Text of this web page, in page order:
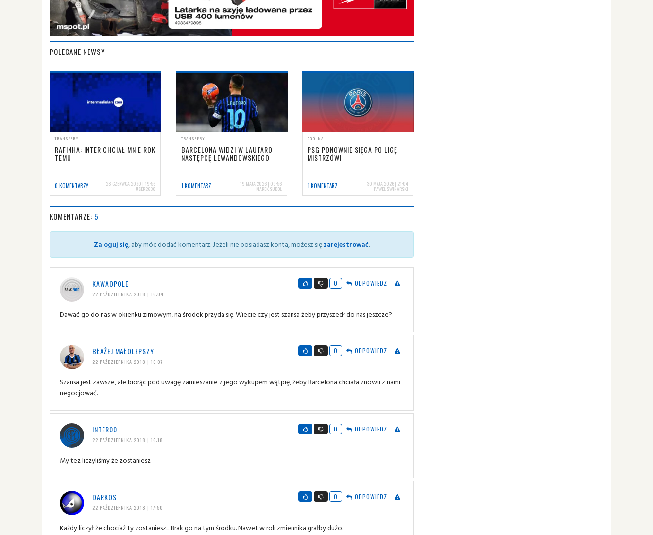
POLECANE NEWSY
TRANSFERY
RAFINHA: INTER CHCIAŁ MNIE ROK
TEMU
0 KOMENTARZY 28 CZERWCA 2020 | 19:56
USER2630
TRANSFERY
BARCELONA WIDZI W LAUTARO
NASTĘPCĘ LEWANDOWSKIEGO
1 KOMENTARZ 19 MAJA 2026 | 09:56
MAREK SUDOŁ
OGÓLNA
PSG PONOWNIE SIĘGA PO LIGĘ
MISTRZÓW!
1 KOMENTARZ 30 MAJA 2026 | 21:04
PAWEŁ ŚWINARSKI
KOMENTARZE: 5
Zaloguj się, aby móc dodać komentarz. Jeżeli nie posiadasz konta, możesz sięzarejestrować.
KAWAOPOLE
22 PAŹDZIERNIKA 2018 | 16:04
0 ODPOWIEDZ
Dawać go do nas w okienku zimowym, na środek przyda się. Wiecie czy jest szansa żeby przyszedł do nas jeszcze?
BŁAŻEJ MAŁOLEPSZY
22 PAŹDZIERNIKA 2018 | 16:07
0 ODPOWIEDZ
Szansa jest zawsze, ale biorąc pod uwagę zamieszanie z jego wykupem wątpię, żeby Barcelona chciała znowu z nami
negocjować.
INTER00
22 PAŹDZIERNIKA 2018 | 16:18
0 ODPOWIEDZ
My tez liczyliśmy że zostaniesz
DARKOS
22 PAŹDZIERNIKA 2018 | 17:50
0 ODPOWIEDZ
Każdy liczył że chociaż ty zostaniesz... Brak go na tym środku. Nawet w roli zmiennika grałby dużo.